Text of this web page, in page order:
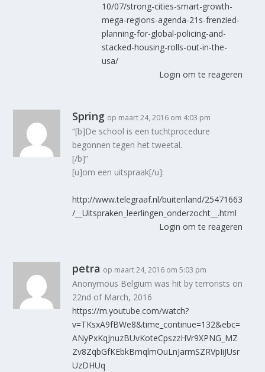
10/07/strong-cities-smart-growth-
mega-regions-agenda-21s-frenzied-
planning-for-global-policing-and-
stacked-housing-rolls-out-in-the-
usa/
Login om te reageren
Spring op maart 24, 2016 om 4:03 pm
“[b]De school is een tuchtprocedure
begonnen tegen het tweetal.
[/b]”
[u]om een uitspraak[/u]:
http://www.telegraaf.nl/buitenland/25471663
/__Uitspraken_leerlingen_onderzocht__.html
Login om te reageren
petra op maart 24, 2016 om 5:03 pm
Anonymous Belgium was hit by terrorists on
22nd of March, 2016
https://m.youtube.com/watch?
v=TKsxA9fBWe8&time_continue=132&ebc=
ANyPxKqJnuzBUvKoteCpszzHVr9XPNG_MZ
Zv8ZqbGfKEbkBmqlmOuLnJarmSZRVpIiJUsr
UzDHUq